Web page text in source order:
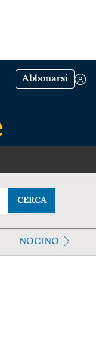
Abbonarsi
CERCA
NOCINO